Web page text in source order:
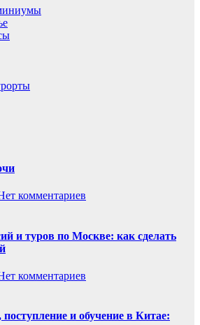
комментариев
и туров по Москве: как сделать
комментариев
и обучение в Китае: